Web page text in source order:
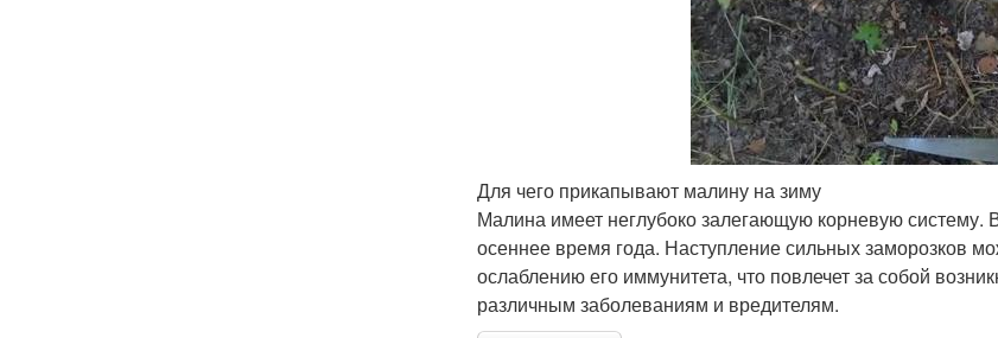
Для чего прикапывают малину на зиму
Малина имеет неглубоко залегающую корневую систему.
осеннее время года. Наступление сильных заморозков
ослаблению его иммунитета, что повлечет за собой
различным заболеваниям и вредителям.